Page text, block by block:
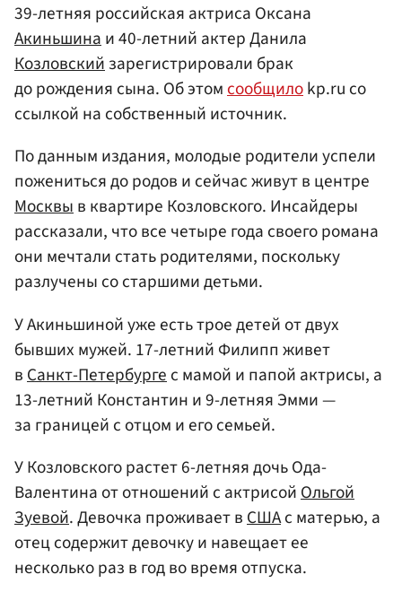
39-летняя российская актриса Оксана
Акиньшинаи 40-летний актер Данила
Козловскийзарегистрировали брак
до рождения сына. Об этомсообщилоkp.ru со
ссылкой на собственный источник.
По данным издания, молодые родители успели
пожениться до родов и сейчас живут в центре
Москвыв квартире Козловского. Инсайдеры
рассказали, что все четыре года своего романа
они мечтали стать родителями, поскольку
разлучены со старшими детьми.
У Акиньшиной уже есть трое детей от двух
бывших мужей. 17-летний Филипп живет
в Санкт-Петербурге с мамой и папой актрисы, а
13-летний Константин и 9-летняя Эмми —
за границей с отцом и его семьей.
У Козловского растет 6-летняя дочь Ода-
Валентина от отношений с актрисойОльгой
Зуевой. Девочка проживает вСШАс матерью, а
отец содержит девочку и навещает ее
несколько раз в год во время отпуска.